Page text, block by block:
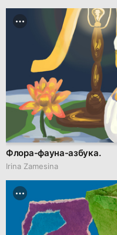
Флора-фауна-азбука.
Irina Zamesina